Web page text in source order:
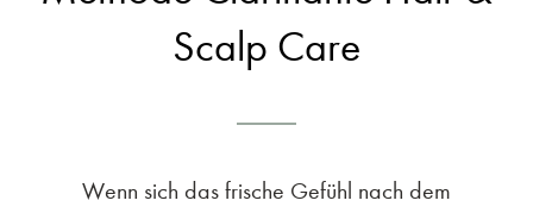
Scalp Care
Wenn sich das frische Gefühl nach dem